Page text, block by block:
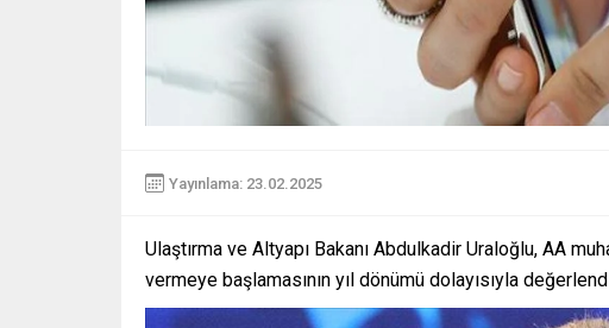
Yayınlama: 23.02.2025
Ulaştırma ve Altyapı Bakanı Abdulkadir Uraloğlu, AA
vermeye başlamasının yıl dönümü dolayısıyla